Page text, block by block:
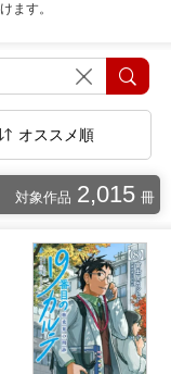
ます。
オススメ順
対象作品 2,015 冊